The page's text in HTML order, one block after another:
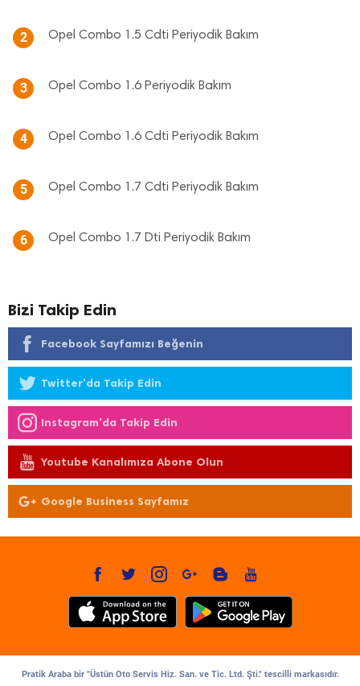
2 Opel Combo 1.5 Cdti Periyodik Bakım
3 Opel Combo 1.6 Periyodik Bakım
4 Opel Combo 1.6 Cdti Periyodik Bakım
5 Opel Combo 1.7 Cdti Periyodik Bakım
6 Opel Combo 1.7 Dti Periyodik Bakım
Bizi Takip Edin
Facebook Sayfamızı Beğenin
Twitter'da Takip Edin
Instagram'da Takip Edin
Youtube Kanalımıza Abone Olun
Google Business Sayfamız
Pratik Araba bir "Üstün Oto Servis Hiz. San. ve Tic. Ltd. Şti." tescilli markasıdır.